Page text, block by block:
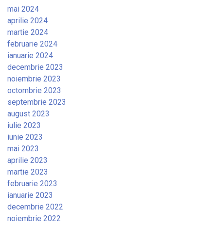
mai 2024
aprilie 2024
martie 2024
februarie 2024
ianuarie 2024
decembrie 2023
noiembrie 2023
octombrie 2023
septembrie 2023
august 2023
iulie 2023
iunie 2023
mai 2023
aprilie 2023
martie 2023
februarie 2023
ianuarie 2023
decembrie 2022
noiembrie 2022